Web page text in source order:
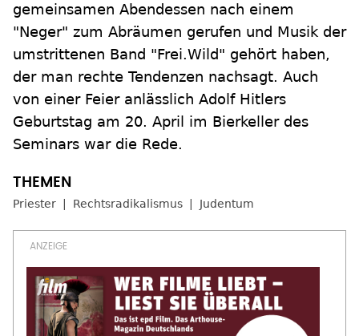
gemeinsamen Abendessen nach einem
"Neger" zum Abräumen gerufen und Musik der
umstrittenen Band "Frei.Wild" gehört haben,
der man rechte Tendenzen nachsagt. Auch
von einer Feier anlässlich Adolf Hitlers
Geburtstag am 20. April im Bierkeller des
Seminars war die Rede.
Priester Rechtsradikalismus Judentum